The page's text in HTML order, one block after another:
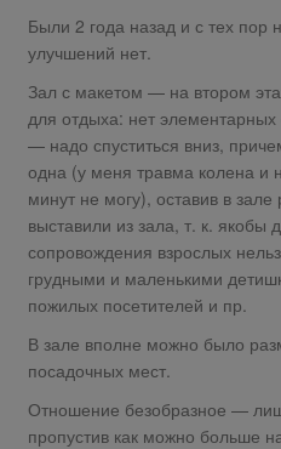
Были 2 года назад и с тех пор
улучшений нет.
Зал с макетом — на втором
для отдыха: нет
— надо спуститься вниз,
одна (у меня травма колена и
минут не могу), оставив в
выставили из зала, т. к. якобы
сопровождения взрослых
грудными и маленькими
пожилых посетителей и пр.
В зале вполне можно было
посадочных мест.
Отношение безобразное —
пропустив как можно больше